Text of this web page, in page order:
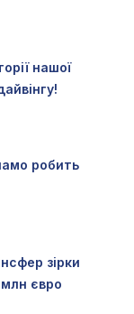
нашої
робить
зірки
євро